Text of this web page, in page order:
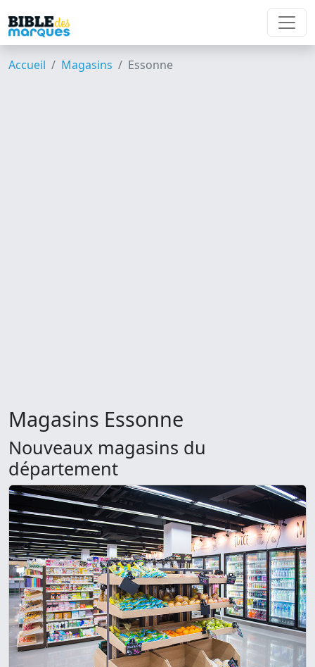
Accueil Magasins Essonne
Magasins Essonne
Nouveaux magasins du
département